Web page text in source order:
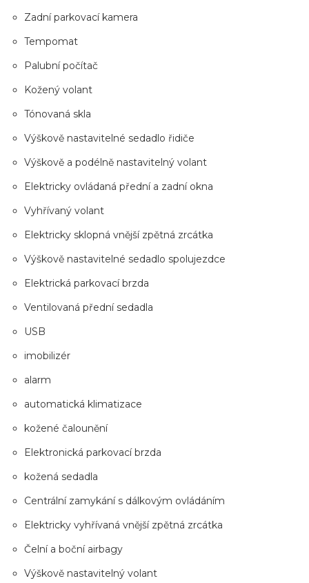
Zadní parkovací kamera
Tempomat
Palubní počítač
Kožený volant
Tónovaná skla
Výškově nastavitelné sedadlo řidiče
Výškově a podélně nastavitelný volant
Elektricky ovládaná přední a zadní okna
Vyhřívaný volant
Elektricky sklopná vnější zpětná zrcátka
Výškově nastavitelné sedadlo spolujezdce
Elektrická parkovací brzda
Ventilovaná přední sedadla
USB
imobilizér
alarm
automatická klimatizace
kožené čalounění
Elektronická parkovací brzda
kožená sedadla
Centrální zamykání s dálkovým ovládáním
Elektricky vyhřívaná vnější zpětná zrcátka
Čelní a boční airbagy
Výškově nastavitelný volant